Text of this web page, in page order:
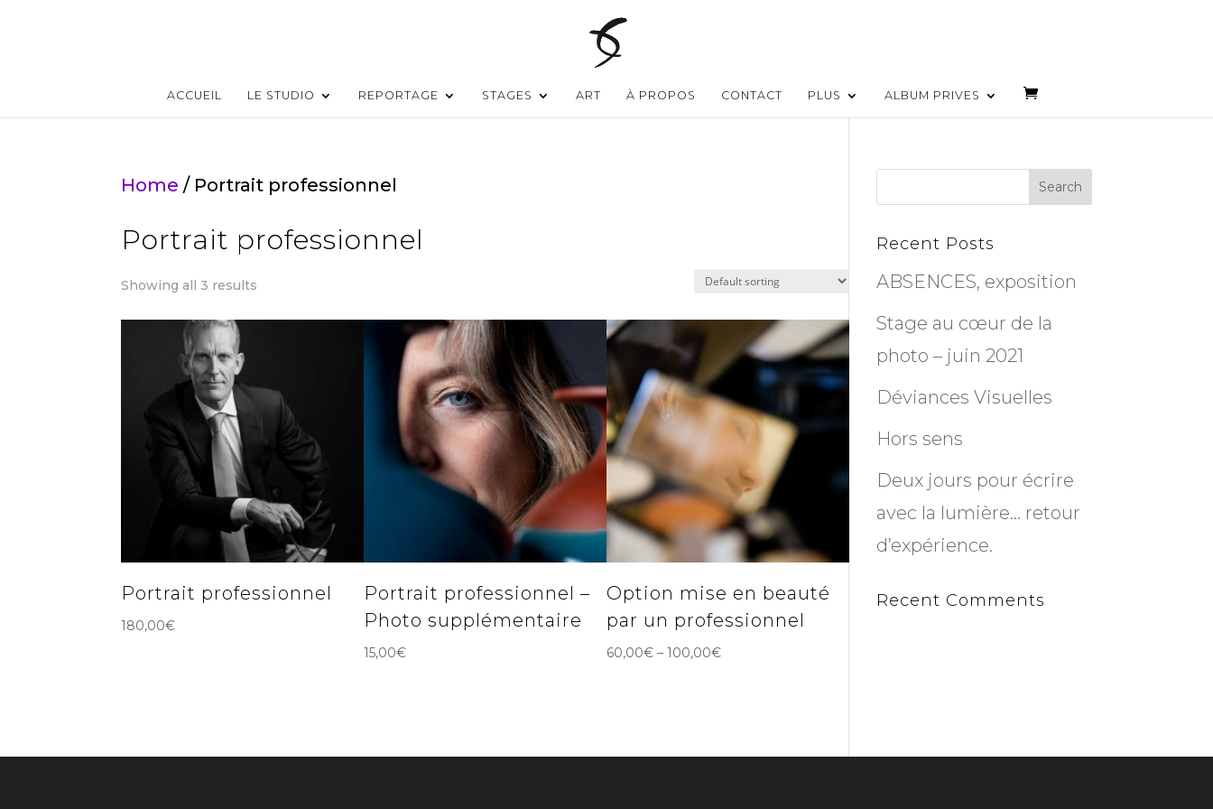
ACCUEIL LE STUDIO REPORTAGE STAGES ART À PROPOS CONTACT PLUS ALBUM PRIVES
Home / Portrait professionnel
Portrait professionnel
Showing all 3 results
Portrait professionnel
180,00€
Portrait professionnel –
Photo supplémentaire
15,00€
Option mise en beauté
par un professionnel
60,00€– 100,00€
Recent Posts
ABSENCES, exposition
Stage au cœur de la
photo – juin 2021
Déviances Visuelles
Hors sens
Deux jours pour écrire
avec la lumière… retour
d’expérience.
Recent Comments